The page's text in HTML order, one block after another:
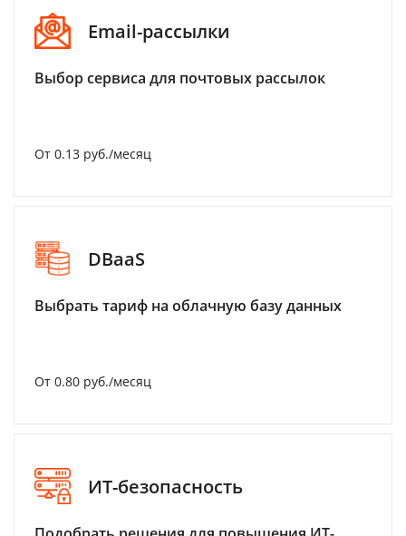
Email-рассылки
Выбор сервиса для почтовых рассылок
От 0.13 руб./месяц
DBaaS
Выбрать тариф на облачную базу данных
От 0.80 руб./месяц
ИТ-безопасность